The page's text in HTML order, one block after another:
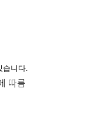
습니다.
따름